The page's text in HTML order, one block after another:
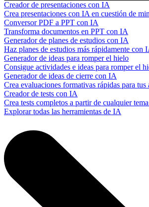
Creador de presentaciones con IA
Crea presentaciones con IA en cuestión de
Conversor PDF a PPT con IA
Transforma documentos en PPT con IA
Generador de planes de estudios con IA
Haz planes de estudios más rápidamente con
Generador de ideas para romper el hielo
Consigue actividades e ideas para romper el
Generador de ideas de cierre con IA
Crea evaluaciones formativas rápidas para tus
Creador de tests con IA
Crea tests completos a partir de cualquier
Explorar todas las herramientas de IA